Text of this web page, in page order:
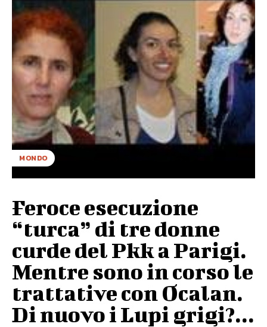
MONDO
Feroce esecuzione
“turca” di tre donne
curde del Pkk a Parigi.
Mentre sono in corso le
trattative con Ocalan.
Di nuovo i Lupi grigi?...